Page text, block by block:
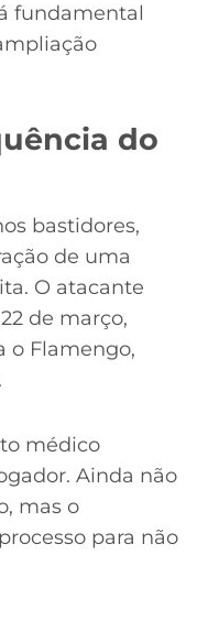
fundamental
do
bastidores,
de uma
O atacante
de março,
o Flamengo,
médico
Ainda não
mas o
para não